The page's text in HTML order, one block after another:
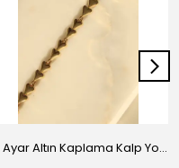
14 Ayar Altın Kaplama Kalp Yolu Bileklik